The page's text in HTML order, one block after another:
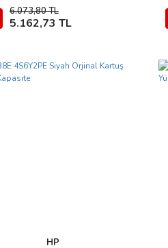
6.073,80 TL
5.162,73 TL
Sepete Ekle
HP